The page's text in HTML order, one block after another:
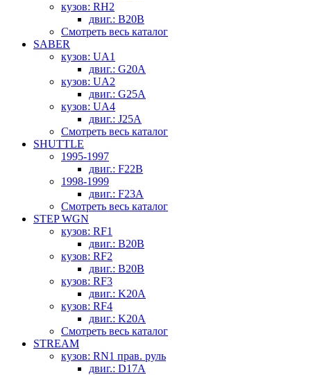
кузов: RH2
двиг.: B20B
Смотреть весь каталог
SABER
кузов: UA1
двиг.: G20A
кузов: UA2
двиг.: G25A
кузов: UA4
двиг.: J25A
Смотреть весь каталог
SHUTTLE
1995-1997
двиг.: F22B
1998-1999
двиг.: F23A
Смотреть весь каталог
STEP WGN
кузов: RF1
двиг.: B20B
кузов: RF2
двиг.: B20B
кузов: RF3
двиг.: K20A
кузов: RF4
двиг.: K20A
Смотреть весь каталог
STREAM
кузов: RN1 прав. руль
двиг.: D17A